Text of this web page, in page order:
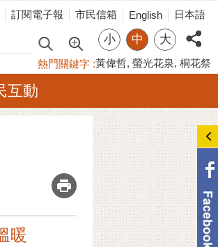
訂閱電子報 市民信箱 English 日本語
小 中 大
熱門關鍵字 黃偉哲 螢光花泉 桐花祭
互動
_
暖